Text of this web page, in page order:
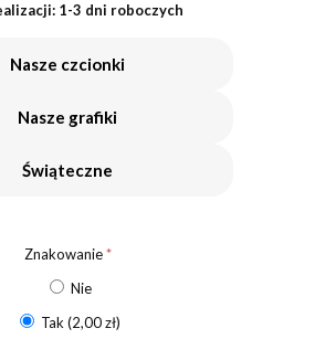
1-3 dni roboczych
Nasze czcionki
Nasze grafiki
Świąteczne
Znakowanie*
Nie
Tak(2,00 zł)